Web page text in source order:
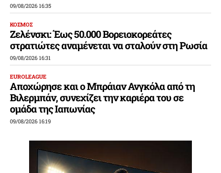
09/08/2026 16:35
ΚΟΣΜΟΣ
Ζελένσκι: Έως 50.000 Βορειοκορεάτες
στρατιώτες αναμένεται να σταλούν στη Ρωσία
09/08/2026 16:31
EUROLEAGUE
Αποχώρησε και ο Μπράιαν Ανγκόλα από τη
Βιλερμπάν, συνεχίζει την καριέρα του σε
ομάδα της Ιαπωνίας
09/08/2026 16:19